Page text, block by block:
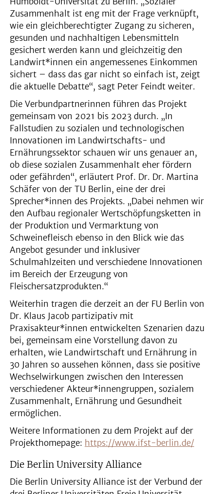
Zusammenhalt ist eng mit der Frage verknüpft,
wie ein gleichberechtigter Zugang zu sicheren,
gesunden und nachhaltigen Lebensmitteln
gesichert werden kann und gleichzeitig den
Landwirt*innen ein angemessenes Einkommen
sichert – dass das gar nicht so einfach ist, zeigt
die aktuelle Debatte“, sagt Peter Feindt weiter.
Die Verbundpartnerinnen führen das Projekt
gemeinsam von 2021 bis 2023 durch. „In
Fallstudien zu sozialen und technologischen
Innovationen im Landwirtschafts- und
Ernährungssektor schauen wir uns genauer an,
ob diese sozialen Zusammenhalt eher fördern
oder gefährden“, erläutert Prof. Dr. Dr. Martina
Schäfer von der TU Berlin, eine der drei
Sprecher*innen des Projekts. „Dabei nehmen wir
den Aufbau regionaler Wertschöpfungsketten in
der Produktion und Vermarktung von
Schweinefleisch ebenso in den Blick wie das
Angebot gesunder und inklusiver
Schulmahlzeiten und verschiedene Innovationen
im Bereich der Erzeugung von
Fleischersatzprodukten.“
Weiterhin tragen die derzeit an der FU Berlin von
Dr. Klaus Jacob partizipativ mit
Praxisakteur*innen entwickelten Szenarien dazu
bei, gemeinsam eine Vorstellung davon zu
erhalten, wie Landwirtschaft und Ernährung in
30 Jahren so aussehen können, dass sie positive
Wechselwirkungen zwischen den Interessen
verschiedener Akteur*innengruppen, sozialem
Zusammenhalt, Ernährung und Gesundheit
ermöglichen.
Weitere Informationen zu dem Projekt auf der
Projekthomepage: https://www.ifst-berlin.de/
Die Berlin University Alliance
Die Berlin University Alliance ist der Verbund der